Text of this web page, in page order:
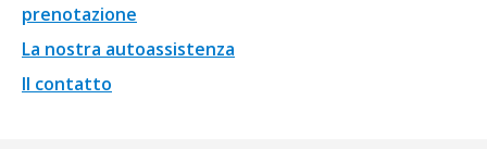
prenotazione
La nostra autoassistenza
Il contatto